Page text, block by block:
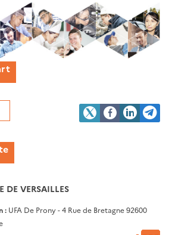
DE VERSAILLES
: UFA De Prony - 4 Rue de Bretagne 92600